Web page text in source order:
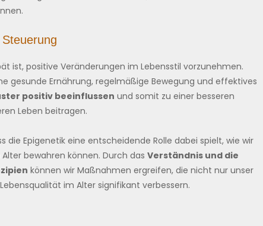
ist, positive Veränderungen im Lebensstil vorzunehmen.
gesunde Ernährung, regelmäßige Bewegung und effektives
positiv beeinflussen und somit zu einer besseren
Leben beitragen.
die Epigenetik eine entscheidende Rolle dabei spielt, wie wir
bewahren können. Durch das Verständnis und die
können wir Maßnahmen ergreifen, die nicht nur unser
im Alter signifikant verbessern.